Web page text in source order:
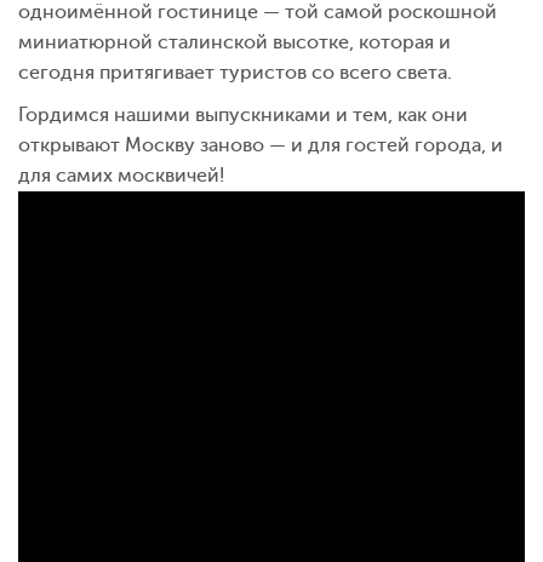
одноимённой гостинице — той самой роскошной
миниатюрной сталинской высотке, которая и
сегодня притягивает туристов со всего света.
Гордимся нашими выпускниками и тем, как они
открывают Москву заново — и для гостей города, и
для самих москвичей!